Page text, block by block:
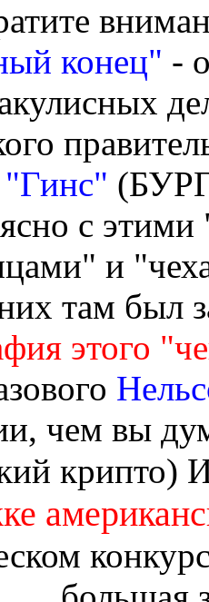
конец" -
"Гинс"
с
и
там был
этого
чем вы
крипто)